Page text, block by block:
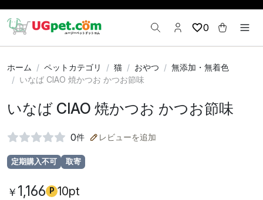
0
ホーム ペットカテゴリ 猫 おやつ
無添加・無着色
いなば CIAO 焼かつお かつお節味
いなば CIAO 焼かつお かつお節味
0件 レビューを追加
定期購入不可 取寄
￥ 1,166 P 10pt